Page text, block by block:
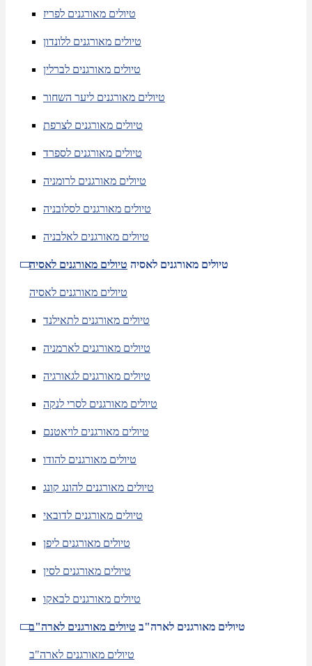
טיולים מאורגנים לפריז
טיולים מאורגנים ללונדון
טיולים מאורגנים לברלין
טיולים מאורגנים ליער השחור
טיולים מאורגנים לצרפת
טיולים מאורגנים לספרד
טיולים מאורגנים לרומניה
טיולים מאורגנים לסלובניה
טיולים מאורגנים לאלבניה
טיולים מאורגנים לאסיה טיולים מאורגנים לאסיה
טיולים מאורגנים לאסיה
טיולים מאורגנים לתאילנד
טיולים מאורגנים לארמניה
טיולים מאורגנים לגאורגיה
טיולים מאורגנים לסרי לנקה
טיולים מאורגנים לויאטנם
טיולים מאורגנים להודו
טיולים מאורגנים להונג קונג
טיולים מאורגנים לדובאי
טיולים מאורגנים ליפן
טיולים מאורגנים לסין
טיולים מאורגנים לבאקו
טיולים מאורגנים לארה"ב טיולים מאורגנים לארה"ב
טיולים מאורגנים לארה"ב